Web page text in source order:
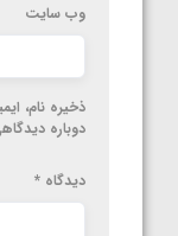
وب‌ سایت
ذخیره نام،
دوباره
دیدگاه *